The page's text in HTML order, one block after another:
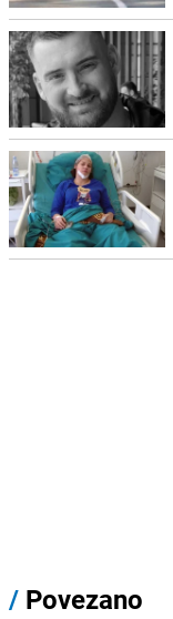
/ Povezano